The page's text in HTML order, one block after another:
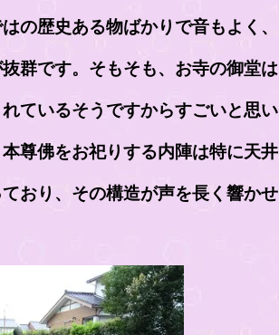
の歴史ある物ばかりで音もよく、
群です。そもそも、お寺の御堂は
ているそうですからすごいと思い
尊佛をお祀りする内陣は特に天井
おり、その構造が声を長く響かせ